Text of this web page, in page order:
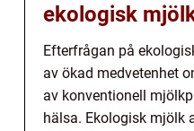
ekologisk
Efterfrågan på
av ökad medvetenhet
av konventionell
hälsa. Ekologisk mjölk